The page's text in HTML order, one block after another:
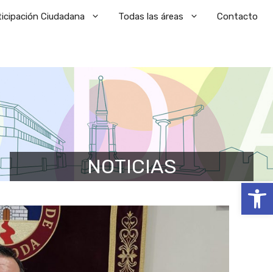
Abrir
Ciudadana Todas las áreas Contacto
NOTICIAS